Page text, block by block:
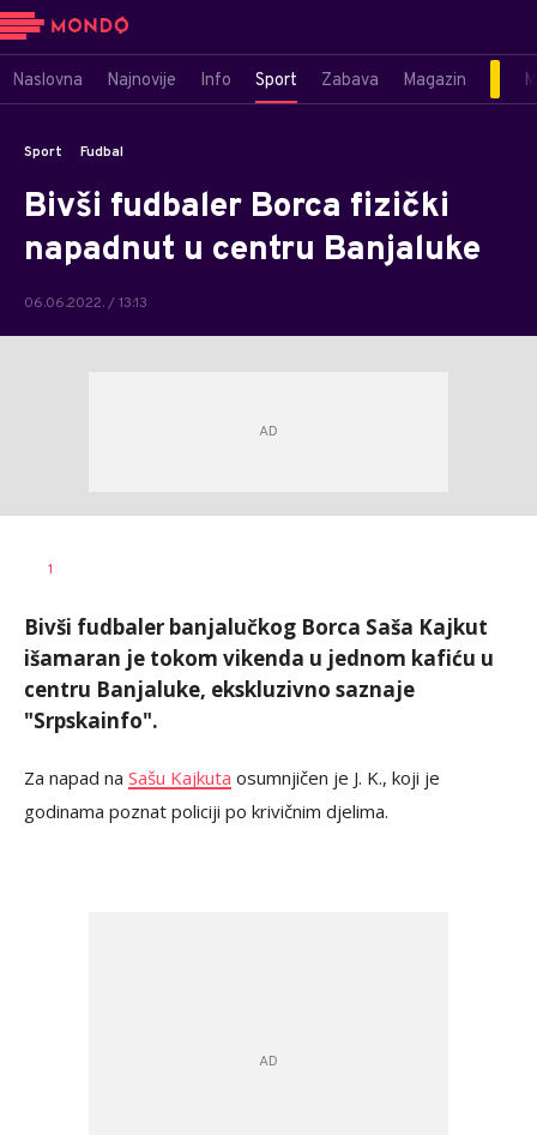
Naslovna Najnovije Info Sport Zabava Magazin
Sport Fudbal
Bivši fudbaler Borca fizički
napadnut u centru Banjaluke
06.06.2022. / 13:13
AUTOR
1
Bivši fudbaler banjalučkog Borca Saša Kajkut
išamaran je tokom vikenda u jednom kafiću u
centru Banjaluke, ekskluzivno saznaje
"Srpskainfo".
Za napad na Sašu Kajkuta osumnjičen je J. K., koji je
godinama poznat policiji po krivičnim djelima.